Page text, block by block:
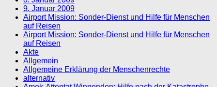
9. Januar 2009
Airport Mission: Sonder-Dienst und Hilfe für Menschen
auf Reisen
Airport Mission: Sonder-Dienst und Hilfe für Menschen
auf Reisen
Akte
Allgemein
Allgemeine Erklärung der Menschenrechte
alternativ